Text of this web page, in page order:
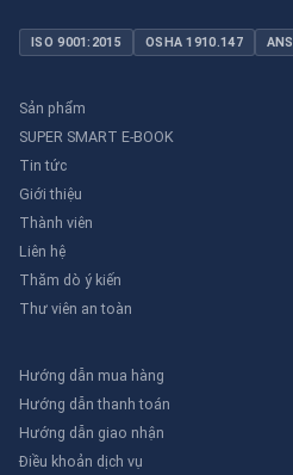
ISO 9001:2015 OSHA 1910.147
Sản phẩm
SUPER SMART E-BOOK
Tin tức
Giới thiệu
Thành viên
Liên hệ
Thăm dò ý kiến
Thư viên an toàn
Hướng dẫn mua hàng
Hướng dẫn thanh toán
Hướng dẫn giao nhận
Điều khoản dịch vụ